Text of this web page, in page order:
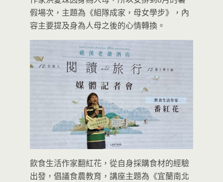
假場次，主題為《組隊成家，母女學步》，內
容主要提及身為人母之後的心情轉換。
飲食生活作家翻紅花，從自身採購食材的經驗
出發，倡議食農教育，講座主題為《宜蘭南北